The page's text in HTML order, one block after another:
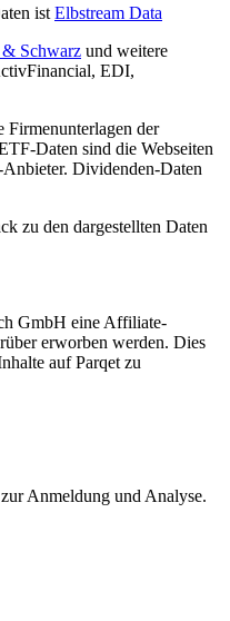
ist Elbstream Data
Schwarz und weitere
EDI,
Firmenunterlagen der
Daten sind die Webseiten
Dividenden-Daten
zu den dargestellten Daten
GmbH eine Affiliate-
erworben werden. Dies
auf Parqet zu
Anmeldung und Analyse.